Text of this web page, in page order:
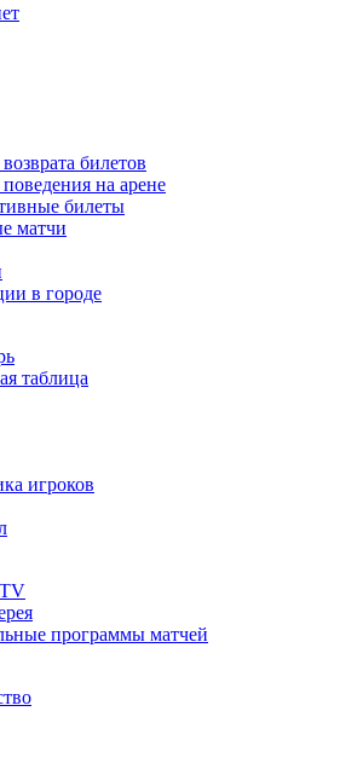
билетов
на арене
билеты
матчи
в городе
таблица
игроков
программы матчей